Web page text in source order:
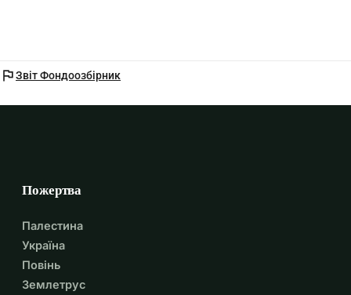
flagЗвіт Фондоозбірник
Пожертва
Палестина
Україна
Повінь
Землетрус